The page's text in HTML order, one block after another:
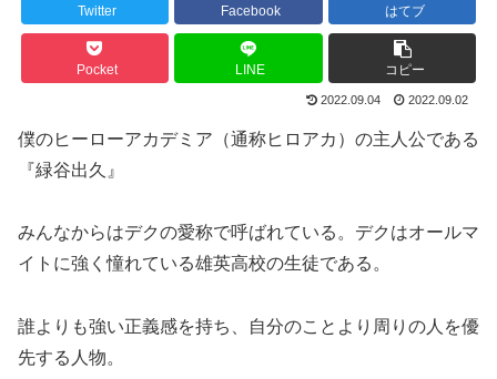
Twitter Facebook はてブ
Pocket LINE コピー
2022.09.04 2022.09.02
僕のヒーローアカデミア（通称ヒロアカ）の主人公である
『緑谷出久』
みんなからはデクの愛称で呼ばれている。デクはオールマ
イトに強く憧れている雄英高校の生徒である。
誰よりも強い正義感を持ち、自分のことより周りの人を優
先する人物。